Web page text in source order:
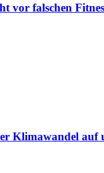
vor falschen
Klimawandel auf